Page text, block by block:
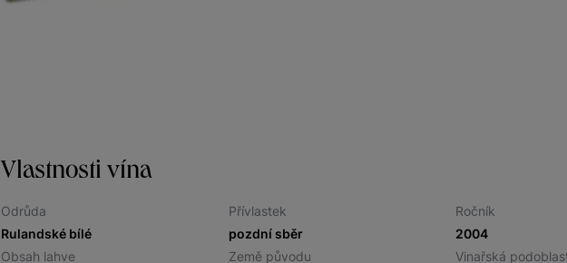
Vlastnosti vína
Odrůda
Rulandské bílé
Přívlastek
pozdní sběr
Ročník
2004
Obsah lahve
Země původu
Vinařská